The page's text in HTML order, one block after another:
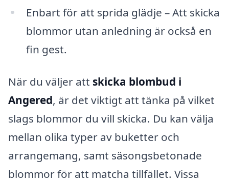
Enbart för att sprida glädje – Att skicka
blommor utan anledning är också en
fin gest.
När du väljer att skicka blombud i
Angered, är det viktigt att tänka på vilket
slags blommor du vill skicka. Du kan välja
mellan olika typer av buketter och
arrangemang, samt säsongsbetonade
blommor för att matcha tillfället. Vissa